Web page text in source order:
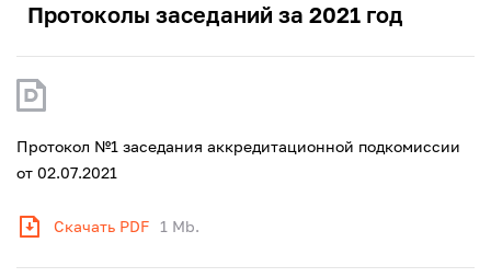
Протоколы заседаний за 2021 год
Протокол №1 заседания аккредитационной подкомиссии
от 02.07.2021
Скачать PDF 1 Mb.